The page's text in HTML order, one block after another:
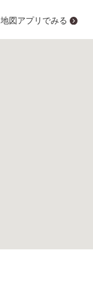
地図アプリでみる